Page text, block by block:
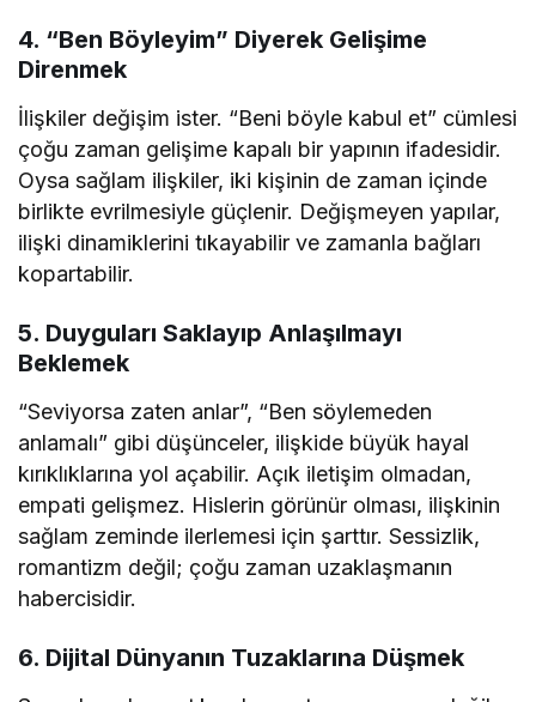
4. “Ben Böyleyim” Diyerek Gelişime
Direnmek
İlişkiler değişim ister. “Beni böyle kabul et” cümlesi
çoğu zaman gelişime kapalı bir yapının ifadesidir.
Oysa sağlam ilişkiler, iki kişinin de zaman içinde
birlikte evrilmesiyle güçlenir. Değişmeyen yapılar,
ilişki dinamiklerini tıkayabilir ve zamanla bağları
kopartabilir.
5. Duyguları Saklayıp Anlaşılmayı
Beklemek
“Seviyorsa zaten anlar”, “Ben söylemeden
anlamalı” gibi düşünceler, ilişkide büyük hayal
kırıklıklarına yol açabilir. Açık iletişim olmadan,
empati gelişmez. Hislerin görünür olması, ilişkinin
sağlam zeminde ilerlemesi için şarttır. Sessizlik,
romantizm değil; çoğu zaman uzaklaşmanın
habercisidir.
6. Dijital Dünyanın Tuzaklarına Düşmek